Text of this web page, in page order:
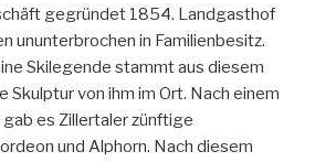
gegründet 1854. Landgasthof
ununterbrochen in Familienbesitz.
Skilegende stammt aus diesem
Skulptur von ihm im Ort. Nach einem
es Zillertaler zünftige
und Alphorn. Nach diesem